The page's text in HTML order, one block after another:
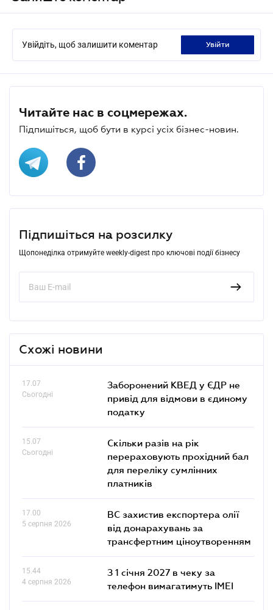
Увійдіть, щоб залишити коментар увійти
Читайте нас в соцмережах.
Підпишіться, щоб бути в курсі усіх бізнес-новин.
Підпишіться на розсилку
Щопонеділка отримуйте weekly-digest про ключові події бізнесу
Схожі новини
17.07
Сьогодні
Заборонений КВЕД у ЄДР не
привід для відмови в єдиному
податку
15.07
Сьогодні
Скільки разів на рік
перераховують прохідний бал
для переліку сумлінних
платників
17.00
5 серпня 2026
ВС захистив експортера олії
від донарахувань за
трансфертним ціноутворенням
15.44
4 серпня 2026
З 1 січня 2027 в чеку за
телефон вимагатимуть IMEI